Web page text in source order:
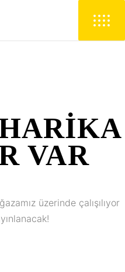
VAR
üzerinde çalışılıyor